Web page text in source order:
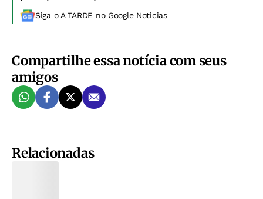
Siga o A TARDE no Google Noticias
Compartilhe essa notícia com seus
amigos
Relacionadas